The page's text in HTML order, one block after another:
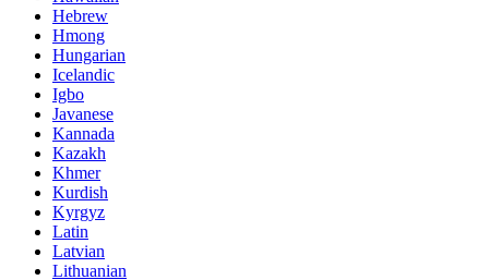
Hebrew
Hmong
Hungarian
Icelandic
Igbo
Javanese
Kannada
Kazakh
Khmer
Kurdish
Kyrgyz
Latin
Latvian
Lithuanian